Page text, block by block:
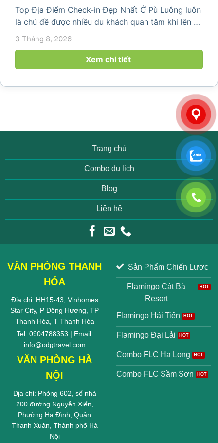
Top Địa Điểm Check-in Đẹp Nhất Ở Pù Luông luôn
là chủ đề được nhiều du khách quan tâm khi lên kế
hoạch khám phá vùng đất thiên nhiên nổi tiếng
của Thanh Hóa. Với ruộng bậc thang trải dài, bản
làng yên bình, thác...
3 Tháng 8, 2026
Xem chi tiết
Trang chủ
Combo du lịch
Blog
Liên hệ
VĂN PHÒNG THANH
HÓA
Địa chỉ: HH15-43, Vinhomes
Star City, P Đông Hương, TP
Thanh Hóa, T Thanh Hóa
Tel: 0904788353 | Email:
info@odgtravel.com
VĂN PHÒNG HÀ
NỘI
Địa chỉ: Phòng 602, số nhà
200 đường Nguyễn Xiển,
Phường Hạ Đình, Quận
Thanh Xuân, Thành phố Hà
Nội
Sản Phẩm Chiến Lược
Flamingo Cát Bà
Resort
Flamingo Hải Tiến
Flamingo Đại Lải
Combo FLC Hạ Long
Combo FLC Sầm Sơn